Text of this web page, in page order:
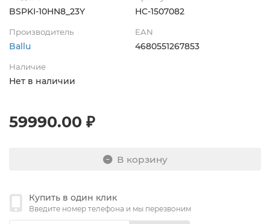
BSPKI-10HN8_23Y НС-1507082
Производитель
Ballu
EAN
4680551267853
Наличие
Нет в наличии
59990.00 ₽
В корзину
Купить в один клик
Введите номер телефона и мы перезвоним